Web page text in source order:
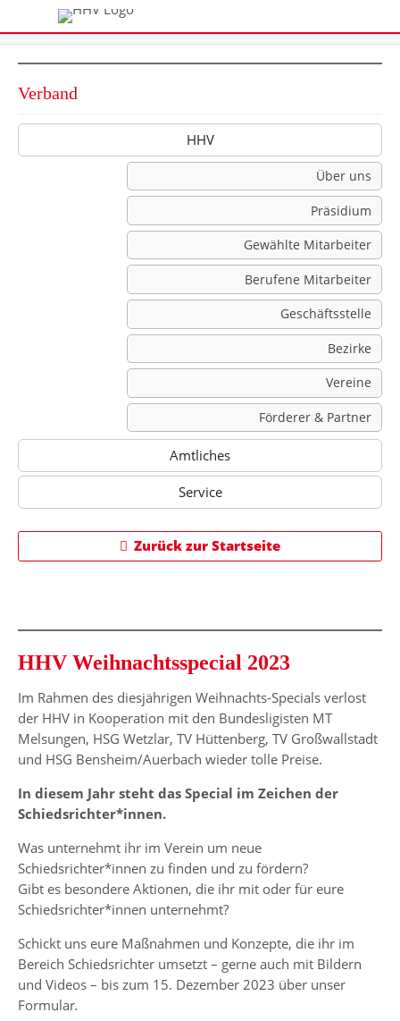
Verband
HHV
Über uns
Präsidium
Gewählte Mitarbeiter
Berufene Mitarbeiter
Geschäftsstelle
Bezirke
Vereine
Förderer & Partner
Amtliches
Service
Zurück zur Startseite
HHV Weihnachtsspecial 2023
Im Rahmen des diesjährigen Weihnachts-Specials verlost
der HHV in Kooperation mit den Bundesligisten MT
Melsungen, HSG Wetzlar, TV Hüttenberg, TV Großwallstadt
und HSG Bensheim/Auerbach wieder tolle Preise.
In diesem Jahr steht das Special im Zeichen der
Schiedsrichter*innen.
Was unternehmt ihr im Verein um neue
Schiedsrichter*innen zu finden und zu fördern?
Gibt es besondere Aktionen, die ihr mit oder für eure
Schiedsrichter*innen unternehmt?
Schickt uns eure Maßnahmen und Konzepte, die ihr im
Bereich Schiedsrichter umsetzt – gerne auch mit Bildern
und Videos – bis zum 15. Dezember 2023 über unser
Formular.